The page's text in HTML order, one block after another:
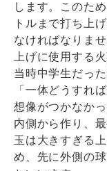
します。このた
トルまで打ち上
なければなりま
上げに使用する
当時中学生だっ
「一体どうすれ
想像がつかなか
内側から作り、
玉は大きすぎる
め、先に外側の